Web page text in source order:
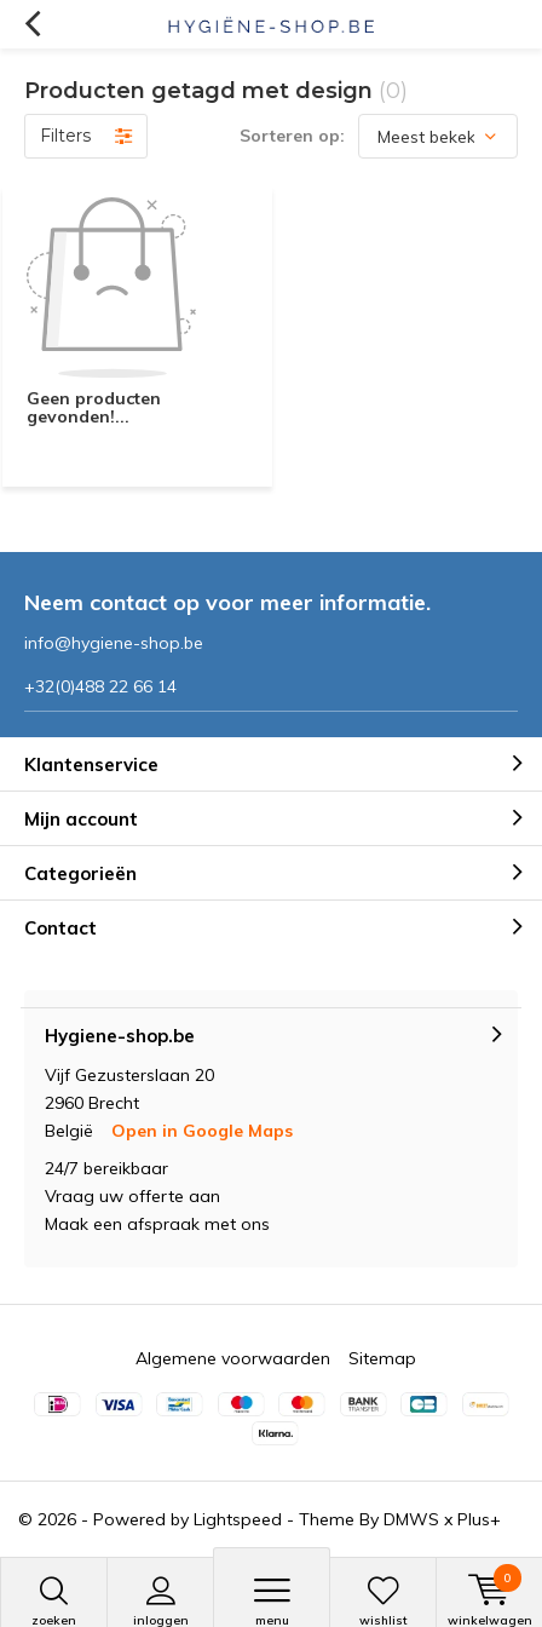
zoeken inloggen menu wishlist winkelwagen
0
Producten getagd met design (0)
Filters Sorteren op:
Geen producten
gevonden!...
Neem contact op voor meer informatie.
info@hygiene-shop.be
+32(0)488 22 66 14
Klantenservice
Mijn account
Categorieën
Contact
Hygiene-shop.be
Vijf Gezusterslaan 20
2960 Brecht
België
Open in Google Maps
24/7 bereikbaar
Vraag uw offerte aan
Maak een afspraak met ons
© 2026 - Powered by Lightspeed - Theme By DMWS x Plus+
Algemene voorwaarden Sitemap